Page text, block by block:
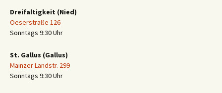
Dreifaltigkeit (Nied)
Oeserstraße 126
Sonntags 9:30 Uhr
St. Gallus (Gallus)
Mainzer Landstr. 299
Sonntags 9:30 Uhr